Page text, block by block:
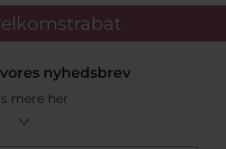
nyhedsbrev
mere her